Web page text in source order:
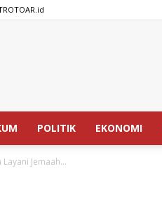
SPEDISIA.com
POLITIK EKONOMI
Jemaah...